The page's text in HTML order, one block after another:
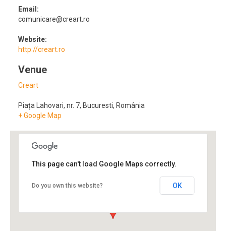
Email:
comunicare@creart.ro
Website:
http://creart.ro
Venue
Creart
Piața Lahovari, nr. 7, Bucuresti, România
+ Google Map
This page can't load Google Maps correctly.
Do you own this website? OK